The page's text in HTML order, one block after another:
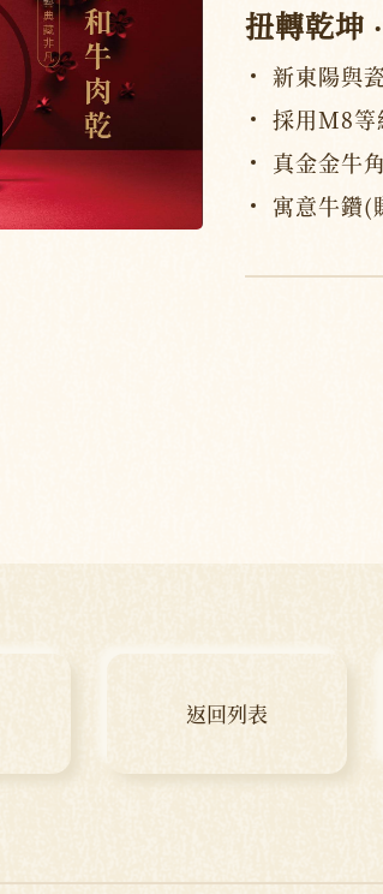
扭轉乾坤
新東陽與
採用M8等
真金金牛
寓意牛鑽(
返回列表